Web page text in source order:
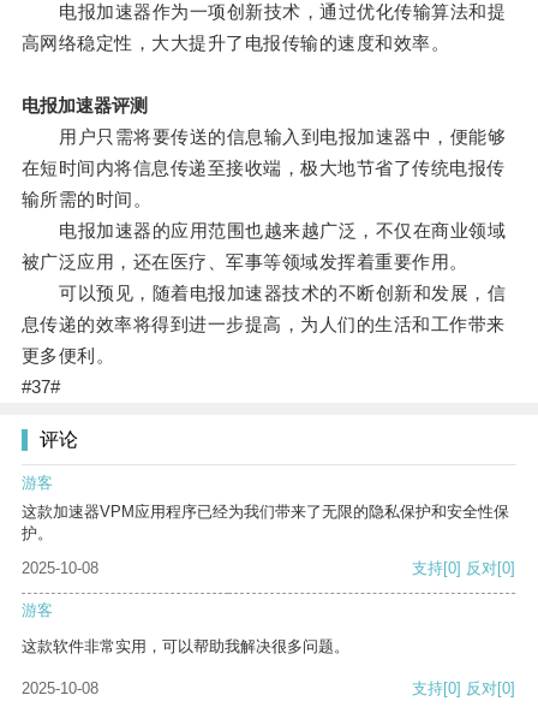
电报加速器作为一项创新技术，通过优化传输算法和提
高网络稳定性，大大提升了电报传输的速度和效率。
电报加速器评测
用户只需将要传送的信息输入到电报加速器中，便能够
在短时间内将信息传递至接收端，极大地节省了传统电报传
输所需的时间。
电报加速器的应用范围也越来越广泛，不仅在商业领域
被广泛应用，还在医疗、军事等领域发挥着重要作用。
可以预见，随着电报加速器技术的不断创新和发展，信
息传递的效率将得到进一步提高，为人们的生活和工作带来
更多便利。
#37#
评论
游客
这款加速器VPM应用程序已经为我们带来了无限的隐私保护和安全性保
护。
2025-10-08
支持[0] 反对[0]
游客
这款软件非常实用，可以帮助我解决很多问题。
2025-10-08 支持[0] 反对[0]